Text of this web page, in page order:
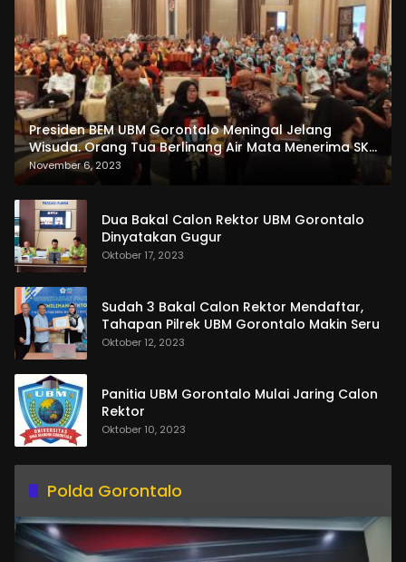
Presiden BEM UBM Gorontalo Meningal Jelang
Wisuda. Orang Tua Berlinang Air Mata Menerima SKL
dan Pemasangan Salempang
November 6, 2023
Dua Bakal Calon Rektor UBM Gorontalo
Dinyatakan Gugur
Oktober 17, 2023
Sudah 3 Bakal Calon Rektor Mendaftar,
Tahapan Pilrek UBM Gorontalo Makin Seru
Oktober 12, 2023
Panitia UBM Gorontalo Mulai Jaring Calon
Rektor
Oktober 10, 2023
Polda Gorontalo